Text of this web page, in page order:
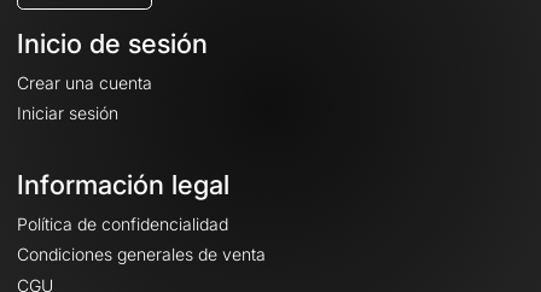
Inicio de sesión
Crear una cuenta
Iniciar sesión
Información legal
Política de confidencialidad
Condiciones generales de venta
CGU